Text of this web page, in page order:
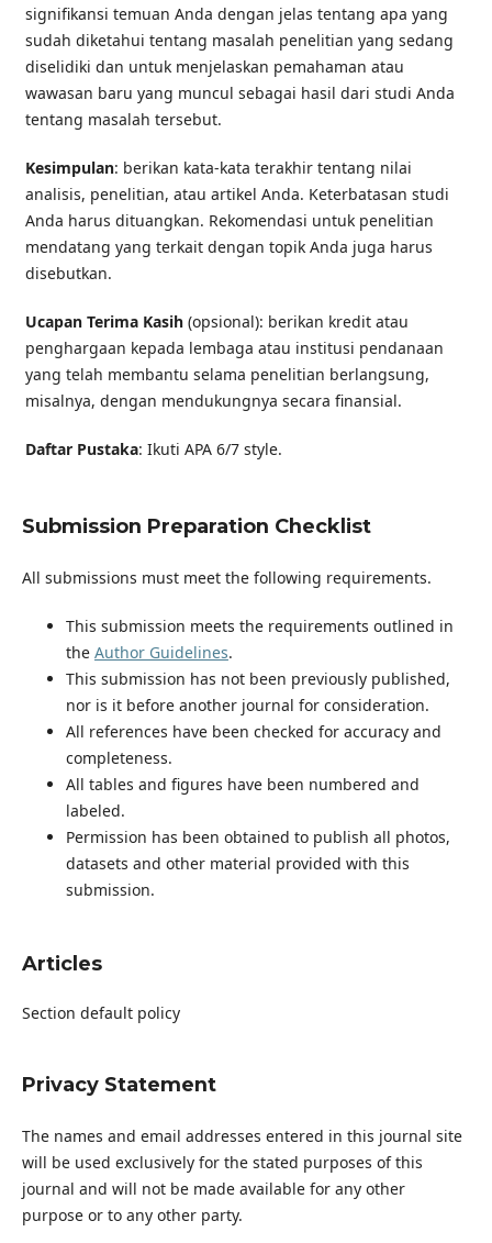
signifikansi temuan Anda dengan jelas tentang apa yang
sudah diketahui tentang masalah penelitian yang sedang
diselidiki dan untuk menjelaskan pemahaman atau
wawasan baru yang muncul sebagai hasil dari studi Anda
tentang masalah tersebut.
Kesimpulan: berikan kata-kata terakhir tentang nilai
analisis, penelitian, atau artikel Anda. Keterbatasan studi
Anda harus dituangkan. Rekomendasi untuk penelitian
mendatang yang terkait dengan topik Anda juga harus
disebutkan.
Ucapan Terima Kasih(opsional): berikan kredit atau
penghargaan kepada lembaga atau institusi pendanaan
yang telah membantu selama penelitian berlangsung,
misalnya, dengan mendukungnya secara finansial.
Daftar Pustaka: Ikuti APA 6/7 style.
Submission Preparation Checklist
All submissions must meet the following requirements.
This submission meets the requirements outlined in
the Author Guidelines.
This submission has not been previously published,
nor is it before another journal for consideration.
All references have been checked for accuracy and
completeness.
All tables and figures have been numbered and
labeled.
Permission has been obtained to publish all photos,
datasets and other material provided with this
submission.
Articles
Section default policy
Privacy Statement
The names and email addresses entered in this journal site
will be used exclusively for the stated purposes of this
journal and will not be made available for any other
purpose or to any other party.